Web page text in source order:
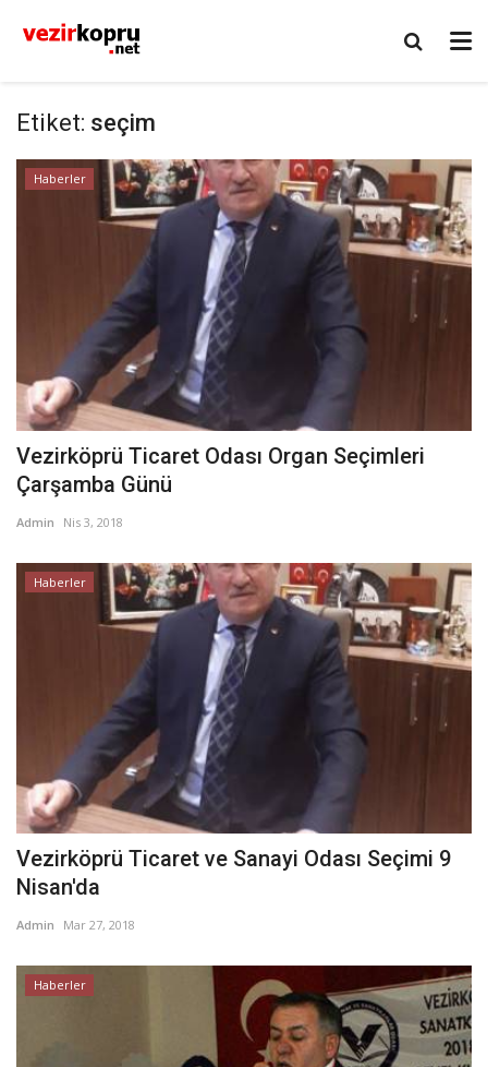
Etiket: seçim
Haberler
Vezirköprü Ticaret Odası Organ Seçimleri
Çarşamba Günü
Admin Nis 3, 2018
Haberler
Vezirköprü Ticaret ve Sanayi Odası Seçimi 9
Nisan'da
Admin Mar 27, 2018
Haberler